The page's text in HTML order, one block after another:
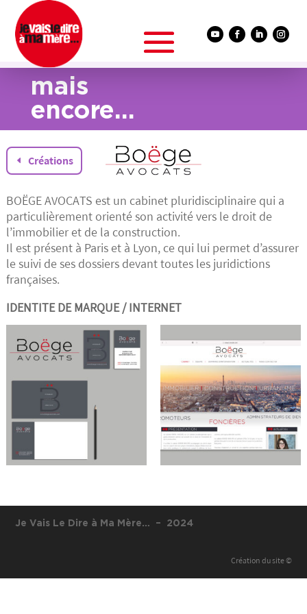
mais
encore…
Créations
BOËGE AVOCATS est un cabinet pluridisciplinaire qui a
particulièrement orienté son activité vers le droit de
l’immobilier et de la construction.
Il est présent à Paris et à Lyon, ce qui lui permet d’assurer
le suivi de ses dossiers devant toutes les juridictions
françaises.
IDENTITE DE MARQUE / INTERNET
2020
Je Vais Le Dire à Ma Mère… – 2024
Création du site ©